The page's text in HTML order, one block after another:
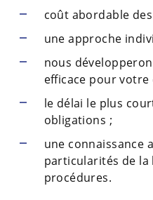
coût abordable
une approche
nous
efficace pour
le délai le plus
obligations ;
une connaissance
particularités de la
procédures.